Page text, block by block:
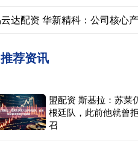
推荐资讯
盟配资 斯基拉：苏莱
根廷队，此前他就曾
召